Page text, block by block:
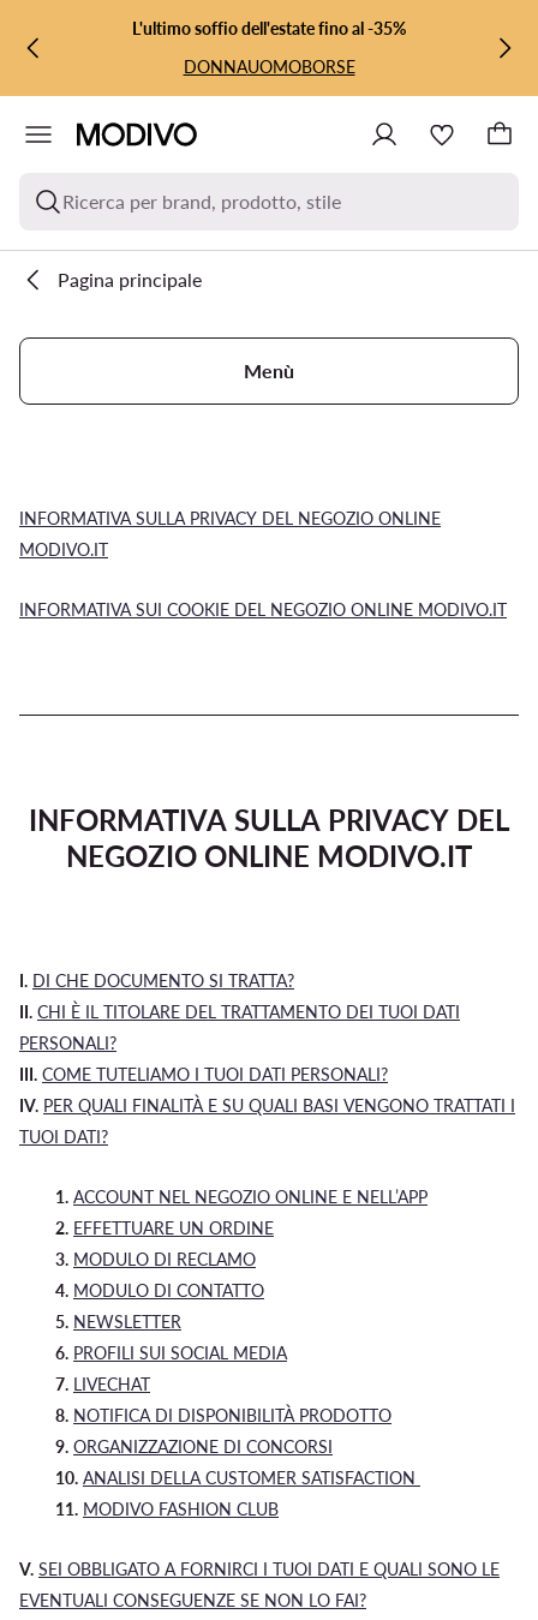
VAI AL CONTENUTO PRINCIPALE
VAI ALLA RICERCAL'ultimo soffio dell'estate fino al -35%
DONNAUOMOBORSE
Ricerca per brand, prodotto, stile
Pagina principale
Menù
INFORMATIVA SULLA PRIVACY DEL NEGOZIO ONLINE
MODIVO.IT
INFORMATIVA SUI COOKIE DEL NEGOZIO ONLINE MODIVO.IT
INFORMATIVA SULLA PRIVACY DEL
NEGOZIO ONLINE MODIVO.IT
I. DI CHE DOCUMENTO SI TRATTA?
II. CHI È IL TITOLARE DEL TRATTAMENTO DEI TUOI DATI
PERSONALI?
III. COME TUTELIAMO I TUOI DATI PERSONALI?
IV. PER QUALI FINALITÀ E SU QUALI BASI VENGONO TRATTATI I
TUOI DATI?
1. ACCOUNT NEL NEGOZIO ONLINE E NELL’APP
2. EFFETTUARE UN ORDINE
3. MODULO DI RECLAMO
4. MODULO DI CONTATTO
5. NEWSLETTER
6. PROFILI SUI SOCIAL MEDIA
7. LIVECHAT
8. NOTIFICA DI DISPONIBILITÀ PRODOTTO
9. ORGANIZZAZIONE DI CONCORSI
10. ANALISI DELLA CUSTOMER SATISFACTION
11. MODIVO FASHION CLUB
V. SEI OBBLIGATO A FORNIRCI I TUOI DATI E QUALI SONO LE
EVENTUALI CONSEGUENZE SE NON LO FAI?